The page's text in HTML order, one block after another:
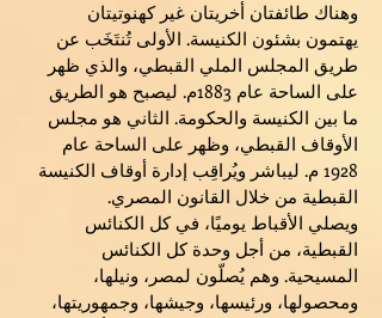
وهناك طائفتان أخريتان غير كهنوتيتان
يهتمون بشئون الكنيسة. الأولى تُنتَخَب عن
طريق المجلس الملي القبطي، والذي ظهر
على الساحة عام 1883م. ليصبح هو الطريق
ما بين الكنيسة والحكومة. الثاني هو مجلس
الأوقاف القبطي، وظهر على الساحة عام
1928 م. ليباشر ويُراقِب إدارة أوقاف الكنيسة
القبطية من خلال القانون المصري.
ويصلي الأقباط يوميًا، في كل الكنائس
القبطية، من أجل وحدة كل الكنائس
المسيحية. وهم يُصلّون لمصر، ونيلها،
ومحصولها، ورئيسها، وجيشها، وجمهوريتها،